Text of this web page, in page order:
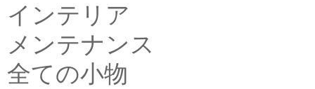
インテリア
メンテナンス
全ての小物